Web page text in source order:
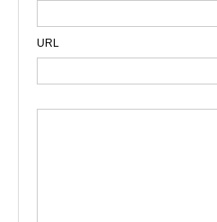
URL